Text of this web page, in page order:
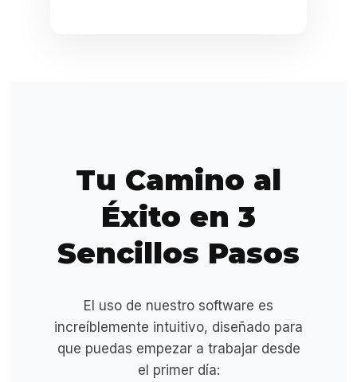
Tu Camino al
Éxito en 3
Sencillos Pasos
El uso de nuestro software es
increíblemente intuitivo, diseñado para
que puedas empezar a trabajar desde
el primer día: